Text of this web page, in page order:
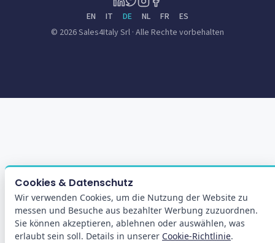
EN IT DE NL FR
ES
© 2026 Sales4Italy Srl · Alle Rechte vorbehalten
Cookies & Datenschutz
Wir verwenden Cookies, um die Nutzung der Website zu
messen und Besuche aus bezahlter Werbung zuzuordnen.
Sie können akzeptieren, ablehnen oder auswählen, was
erlaubt sein soll. Details in unserer Cookie-Richtlinie.